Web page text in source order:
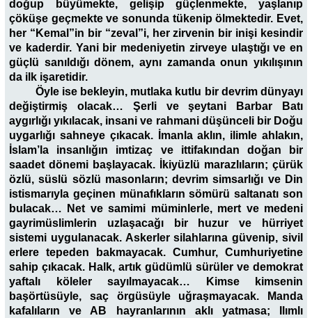
doğup büyümekte, gelişip güçlenmekte, yaşlanıp
çöküşe geçmekte ve sonunda tükenip ölmektedir. Evet,
her “Kemal”in bir “zeval”i, her zirvenin bir inişi kesindir
ve kaderdir. Yani bir medeniyetin zirveye ulaştığı ve en
güçlü sanıldığı dönem, aynı zamanda onun yıkılışının
da ilk işaretidir.
Öyle ise bekleyin, mutlaka kutlu bir devrim dünyayı
değiştirmiş olacak… Şerli ve şeytani Barbar Batı
aygırlığı yıkılacak, insani ve rahmani düşünceli bir Doğu
uygarlığı sahneye çıkacak. İmanla aklın, ilimle ahlakın,
İslam’la insanlığın imtizaç ve ittifakından doğan bir
saadet dönemi başlayacak. İkiyüzlü marazlıların; çürük
özlü, süslü sözlü masonların; devrim simsarlığı ve Din
istismarıyla geçinen münafıkların sömürü saltanatı son
bulacak… Net ve samimi müminlerle, mert ve medeni
gayrimüslimlerin uzlaşacağı bir huzur ve hürriyet
sistemi uygulanacak. Askerler silahlarına güvenip, sivil
erlere tepeden bakmayacak. Cumhur, Cumhuriyetine
sahip çıkacak. Halk, artık güdümlü sürüler ve demokrat
yaftalı köleler sayılmayacak… Kimse kimsenin
başörtüsüyle, saç örgüsüyle uğraşmayacak. Manda
kafalıların ve AB hayranlarının aklı yatmasa; Ilımlı